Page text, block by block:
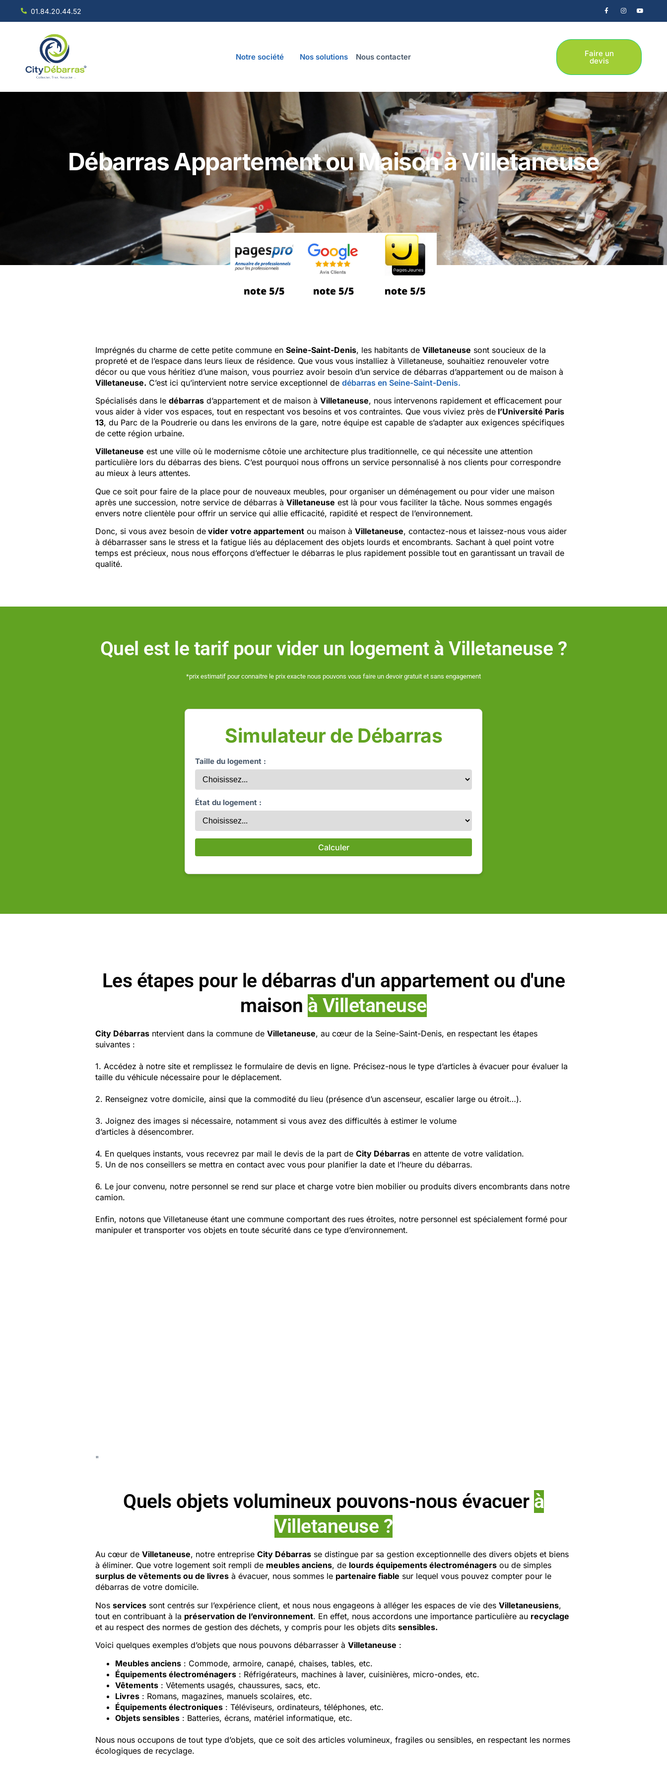
01.84.20.44.52
Notre société Nos solutions Nous contacter Faire un
devis
Débarras Appartement ou Maison à Villetaneuse
Imprégnés du charme de cette petite commune en Seine-Saint-Denis, les habitants de Villetaneuse sont soucieux de la
propreté et de l’espace dans leurs lieux de résidence. Que vous vous installiez à Villetaneuse, souhaitiez renouveler votre
décor ou que vous héritiez d’une maison, vous pourriez avoir besoin d’un service de débarras d’appartement ou de maison à
Villetaneuse. C’est ici qu’intervient notre service exceptionnel de débarras en Seine-Saint-Denis.
Spécialisés dans le débarras d’appartement et de maison à Villetaneuse, nous intervenons rapidement et efficacement pour
vous aider à vider vos espaces, tout en respectant vos besoins et vos contraintes. Que vous viviez près de l’Université Paris
13, du Parc de la Poudrerie ou dans les environs de la gare, notre équipe est capable de s’adapter aux exigences spécifiques
de cette région urbaine.
Villetaneuse est une ville où le modernisme côtoie une architecture plus traditionnelle, ce qui nécessite une attention
particulière lors du débarras des biens. C’est pourquoi nous offrons un service personnalisé à nos clients pour correspondre
au mieux à leurs attentes.
Que ce soit pour faire de la place pour de nouveaux meubles, pour organiser un déménagement ou pour vider une maison
après une succession, notre service de débarras à Villetaneuse est là pour vous faciliter la tâche. Nous sommes engagés
envers notre clientèle pour offrir un service qui allie efficacité, rapidité et respect de l’environnement.
Donc, si vous avez besoin de vider votre appartement ou maison à Villetaneuse, contactez-nous et laissez-nous vous aider
à débarrasser sans le stress et la fatigue liés au déplacement des objets lourds et encombrants. Sachant à quel point votre
temps est précieux, nous nous efforçons d’effectuer le débarras le plus rapidement possible tout en garantissant un travail de
qualité.
Quel est le tarif pour vider un logement à Villetaneuse ?
*prix estimatif pour connaitre le prix exacte nous pouvons vous faire un devoir gratuit et sans engagement
Simulateur de Débarras
Taille du logement :
État du logement :
Calculer
Les étapes pour le débarras d'un appartement ou d'une
maison à Villetaneuse
City Débarras ntervient dans la commune de Villetaneuse, au cœur de la Seine-Saint-Denis, en respectant les étapes
suivantes :
1. Accédez à notre site et remplissez le formulaire de devis en ligne. Précisez-nous le type d’articles à évacuer pour évaluer la
taille du véhicule nécessaire pour le déplacement.
2. Renseignez votre domicile, ainsi que la commodité du lieu (présence d’un ascenseur, escalier large ou étroit…).
3. Joignez des images si nécessaire, notamment si vous avez des difficultés à estimer le volume
d’articles à désencombrer.
4. En quelques instants, vous recevrez par mail le devis de la part de City Débarras en attente de votre validation.
5. Un de nos conseillers se mettra en contact avec vous pour planifier la date et l’heure du débarras.
6. Le jour convenu, notre personnel se rend sur place et charge votre bien mobilier ou produits divers encombrants dans notre
camion.
Enfin, notons que Villetaneuse étant une commune comportant des rues étroites, notre personnel est spécialement formé pour
manipuler et transporter vos objets en toute sécurité dans ce type d’environnement.
"
Quels objets volumineux pouvons-nous évacuer à
Villetaneuse ?
Au cœur de Villetaneuse, notre entreprise City Débarras se distingue par sa gestion exceptionnelle des divers objets et biens
à éliminer. Que votre logement soit rempli de meubles anciens, de lourds équipements électroménagers ou de simples
surplus de vêtements ou de livres à évacuer, nous sommes le partenaire fiable sur lequel vous pouvez compter pour le
débarras de votre domicile.
Nos services sont centrés sur l’expérience client, et nous nous engageons à alléger les espaces de vie des Villetaneusiens,
tout en contribuant à la préservation de l’environnement. En effet, nous accordons une importance particulière au recyclage
et au respect des normes de gestion des déchets, y compris pour les objets dits sensibles.
Voici quelques exemples d’objets que nous pouvons débarrasser à Villetaneuse :
Meubles anciens : Commode, armoire, canapé, chaises, tables, etc.
Équipements électroménagers : Réfrigérateurs, machines à laver, cuisinières, micro-ondes, etc.
Vêtements : Vêtements usagés, chaussures, sacs, etc.
Livres : Romans, magazines, manuels scolaires, etc.
Équipements électroniques : Téléviseurs, ordinateurs, téléphones, etc.
Objets sensibles : Batteries, écrans, matériel informatique, etc.
Nous nous occupons de tout type d’objets, que ce soit des articles volumineux, fragiles ou sensibles, en respectant les normes
écologiques de recyclage.